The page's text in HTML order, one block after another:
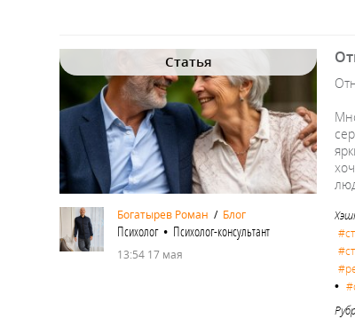
Статья
Богатырев Роман / Блог
Психолог • Психолог-консультант
13:54 17 мая
•